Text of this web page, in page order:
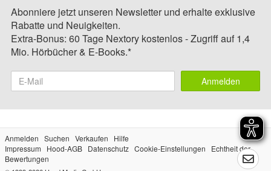
Abonniere jetzt unseren Newsletter und erhalte exklusive
Rabatte und Neuigkeiten.
Extra-Bonus: 60 Tage Nextory kostenlos - Zugriff auf 1,4
Mio. Hörbücher & E-Books.*
Anmelden
Anmelden Suchen Verkaufen
Hilfe
Impressum
Hood-AGB Datenschutz Cookie-Einstellungen
Echtheit der
Bewertungen